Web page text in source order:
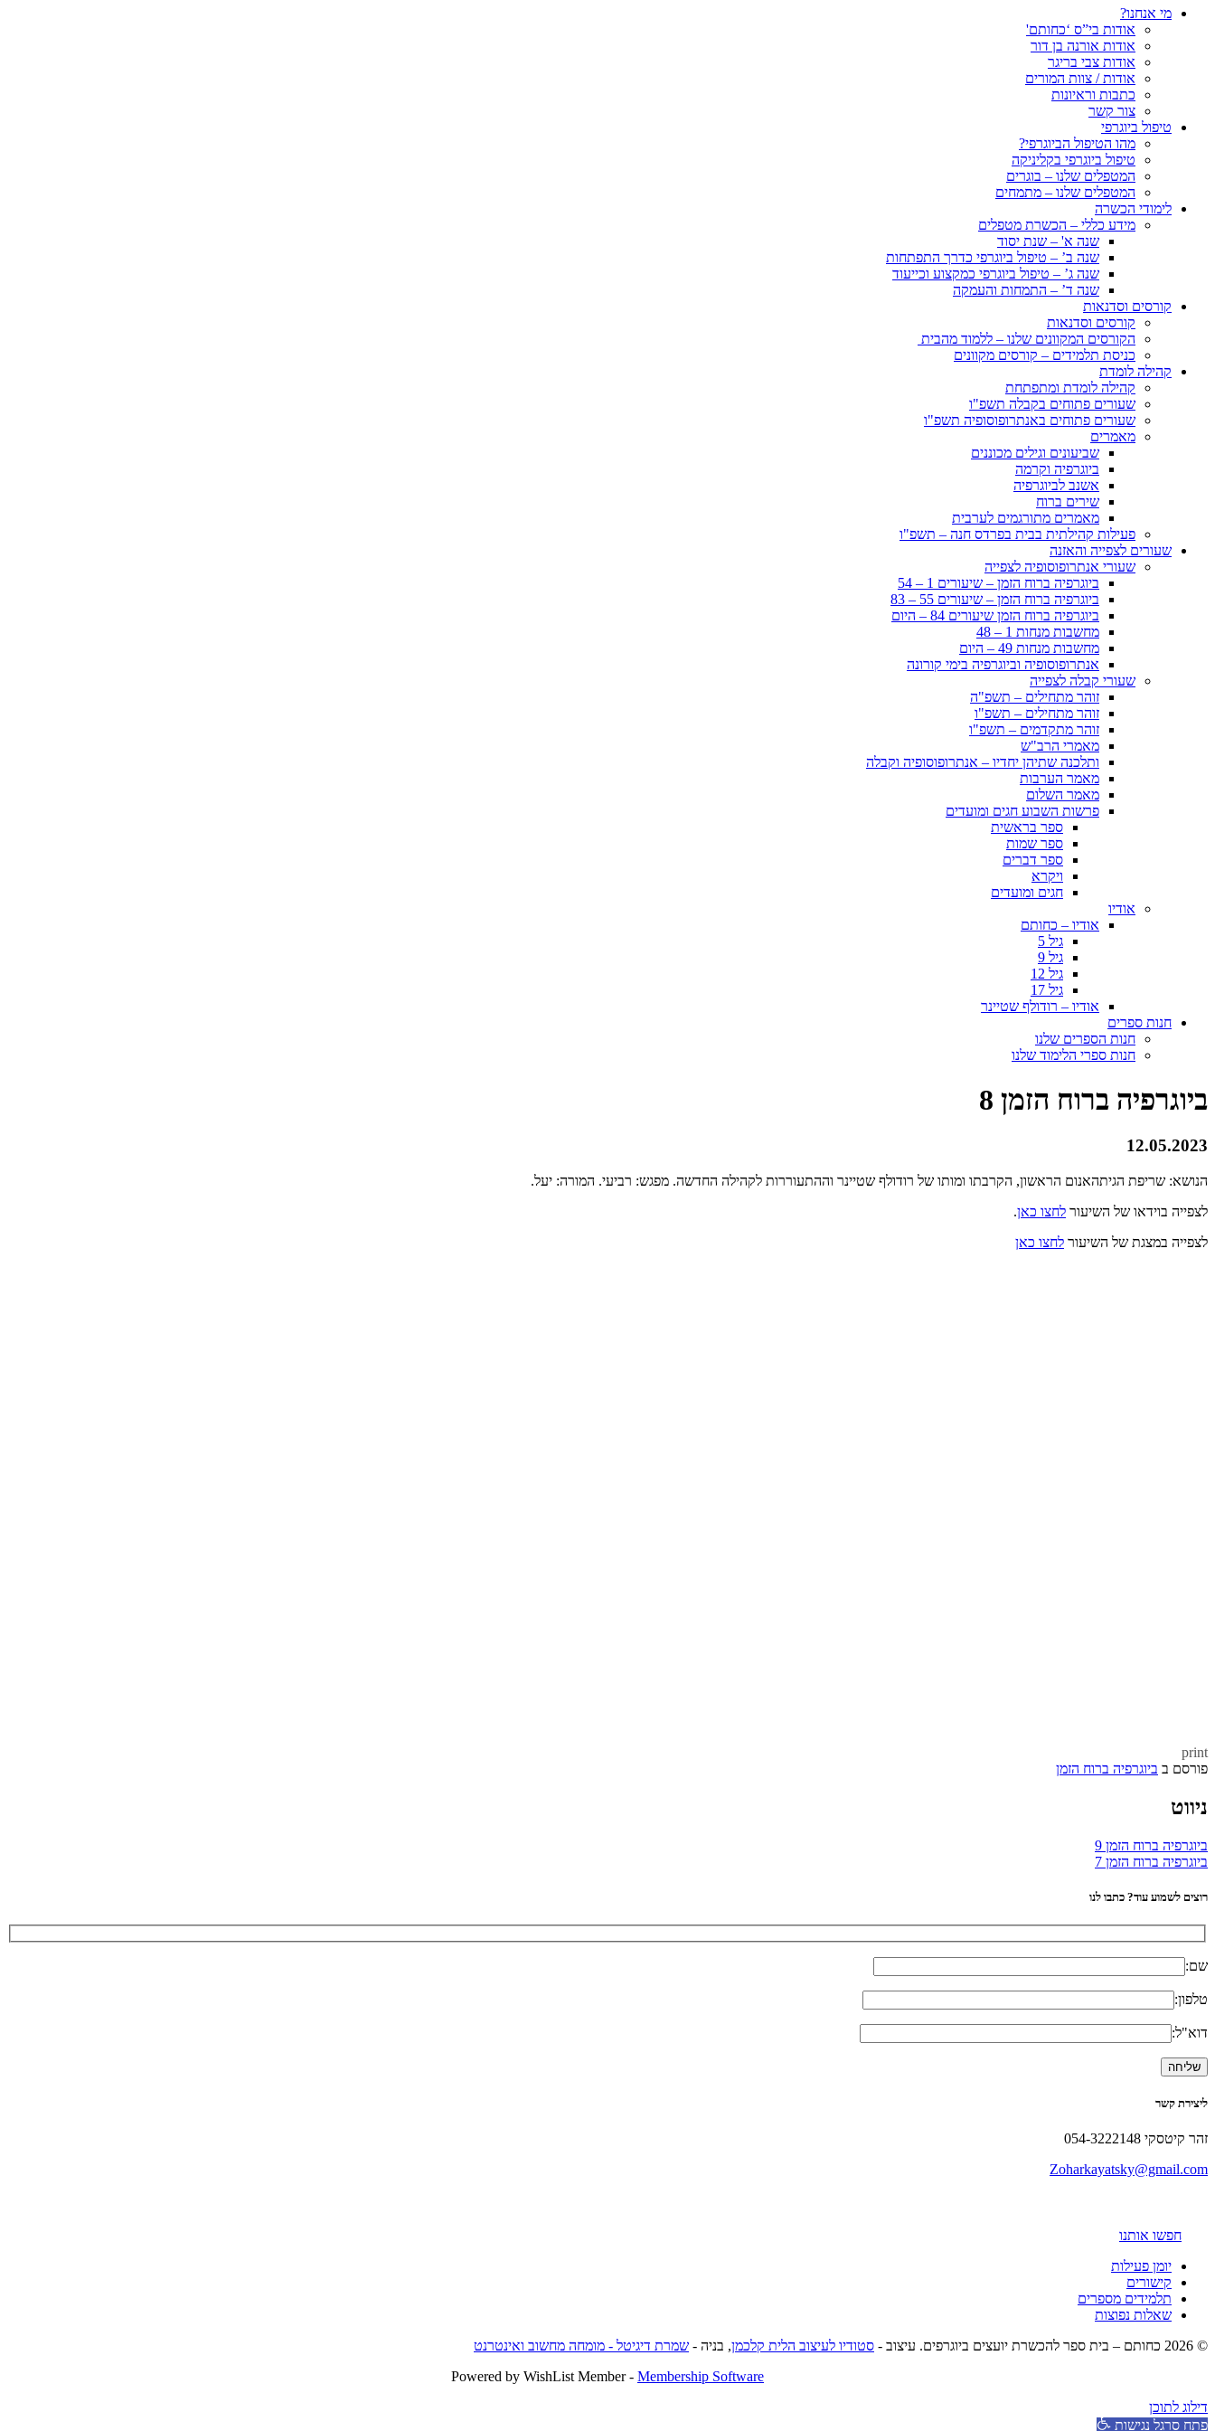
מי אנחנו?
אודות בי”ס ‘כחותם'
אודות אורנה בן דור
אודות צבי בריגר
אודות / צוות המורים
כתבות וראיונות
צור קשר
טיפול ביוגרפי
מהו הטיפול הביוגרפי?
טיפול ביוגרפי בקליניקה
המטפלים שלנו – בוגרים
המטפלים שלנו – מתמחים
לימודי הכשרה
מידע כללי – הכשרת מטפלים
שנה א' – שנת יסוד
שנה ב’ – טיפול ביוגרפי כדרך התפתחות
שנה ג’ – טיפול ביוגרפי כמקצוע וכייעוד
שנה ד’ – התמחות והעמקה
קורסים וסדנאות
קורסים וסדנאות
הקורסים המקוונים שלנו – ללמוד מהבית
כניסת תלמידים – קורסים מקוונים
קהילה לומדת
קהילה לומדת ומתפתחת
שעורים פתוחים בקבלה תשפ"ו
שעורים פתוחים באנתרופוסופיה תשפ"ו
מאמרים
שביעונים וגילים מכוננים
ביוגרפיה וקרמה
אשנב לביוגרפיה
שירים ברוח
מאמרים מתורגמים לערבית
פעילות קהילתית בבית בפרדס חנה – תשפ"ו
שעורים לצפייה והאזנה
שעורי אנתרופוסופיה לצפייה
ביוגרפיה ברוח הזמן – שיעורים 1 – 54
ביוגרפיה ברוח הזמן – שיעורים 55 – 83
ביוגרפיה ברוח הזמן שיעורים 84 – היום
מחשבות מנחות 1 – 48
מחשבות מנחות 49 – היום
אנתרופוסופיה וביוגרפיה בימי קורונה
שעורי קבלה לצפייה
זוהר מתחילים – תשפ"ה
זוהר מתחילים – תשפ"ו
זוהר מתקדמים – תשפ"ו
מאמרי הרב"ש
ותלכנה שתיהן יחדיו – אנתרופוסופיה וקבלה
מאמר הערבות
מאמר השלום
פרשות השבוע חגים ומועדים
ספר בראשית
ספר שמות
ספר דברים
ויקרא
חגים ומועדים
אודיו
אודיו – כחותם
גיל 5
גיל 9
גיל 12
גיל 17
אודיו – רודולף שטיינר
חנות ספרים
חנות הספרים שלנו
חנות ספרי הלימוד שלנו
ביוגרפיה ברוח הזמן 8
12.05.2023
הנושא: שריפת הגיתהאנום הראשון, הקרבתו ומותו של רודולף שטיינר וההתעוררות לקהילה החדשה. מפגש: רביעי. המורה: יעל.
לצפייה בוידאו של השיעור לחצו כאן.
לצפייה במצגת של השיעור לחצו כאן
print
פורסם ב ביוגרפיה ברוח הזמן
ניווט
ביוגרפיה ברוח הזמן 9
ביוגרפיה ברוח הזמן 7
רוצים לשמוע עוד? כתבו לנו
שם:
טלפון:
דוא"ל:
ליצירת קשר
זהר קיטסקי 054-3222148
Zoharkayatsky@gmail.com
חפשו אותנו
יומן פעילות
קישורים
תלמידים מספרים
שאלות נפוצות
© 2026 כחותם – בית ספר להכשרת יועצים ביוגרפים. עיצוב -
סטודיו לעיצוב הלית קלכמן, בניה - שמרת דיגיטל - מומחה מחשוב ואינטרנט
Powered by WishList Member - Membership Software
דילוג לתוכן
פתח סרגל נגישות